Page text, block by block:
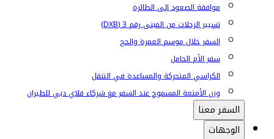
موافقة الصعود إلى الطائرة
تسيير الرحلات من المبنى رقم 3 (DXB)
السفر خلال موسم العمرة والحج
سفر الأم الحامل
الكراسي المتحركة والمساعدة في التنقل
وزن الأمتعة المسموح عند السفر مع شركاء فلاي دبي للطيران
السفر معنا
الوجهات